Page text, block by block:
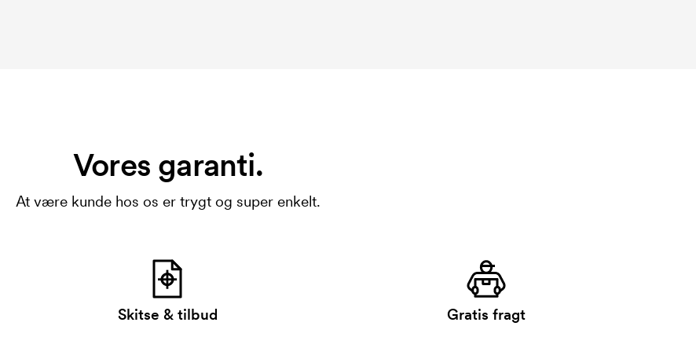
Vores garanti.
At være kunde hos os er trygt og super enkelt.
Skitse & tilbud Gratis fragt